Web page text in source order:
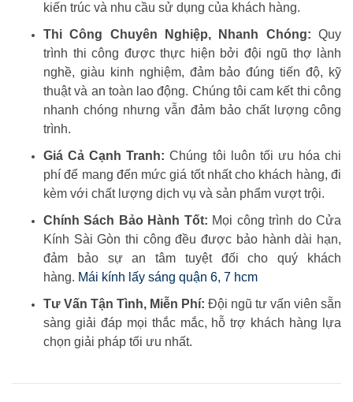
kiến trúc và nhu cầu sử dụng của khách hàng.
Thi Công Chuyên Nghiệp, Nhanh Chóng: Quy
trình thi công được thực hiện bởi đội ngũ thợ lành
nghề, giàu kinh nghiệm, đảm bảo đúng tiến độ, kỹ
thuật và an toàn lao động. Chúng tôi cam kết thi công
nhanh chóng nhưng vẫn đảm bảo chất lượng công
trình.
Giá Cả Cạnh Tranh: Chúng tôi luôn tối ưu hóa chi
phí để mang đến mức giá tốt nhất cho khách hàng, đi
kèm với chất lượng dịch vụ và sản phẩm vượt trội.
Chính Sách Bảo Hành Tốt: Mọi công trình do Cửa
Kính Sài Gòn thi công đều được bảo hành dài hạn,
đảm bảo sự an tâm tuyệt đối cho quý khách
hàng. Mái kính lấy sáng quận 6, 7 hcm
Tư Vấn Tận Tình, Miễn Phí: Đội ngũ tư vấn viên sẵn
sàng giải đáp mọi thắc mắc, hỗ trợ khách hàng lựa
chọn giải pháp tối ưu nhất.